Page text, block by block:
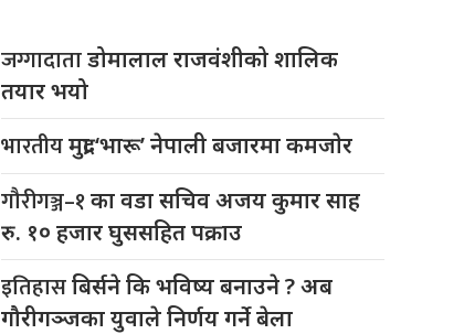
जग्गादाताडोमालाल राजवंशीको शालिक
तयार भयो
भारतीयमुद्रा ‘भारू’ नेपाली बजारमा कमजाेर
गौरीगञ्ज–१का वडा सचिव अजय कुमार साह
रु. १० हजार घुससहित पक्राउ
इतिहासबिर्सने कि भविष्य बनाउने ? अब
गौरीगञ्जका युवाले निर्णय गर्ने बेला